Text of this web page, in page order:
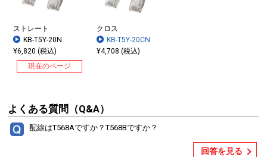
ストレート
KB-T5Y-20N
¥6,820 (税込)
現在のページ
クロス
KB-T5Y-20CN
¥4,708 (税込)
よくある質問（Q&A）
配線はT568Aですか？T568Bですか？
回答を見る